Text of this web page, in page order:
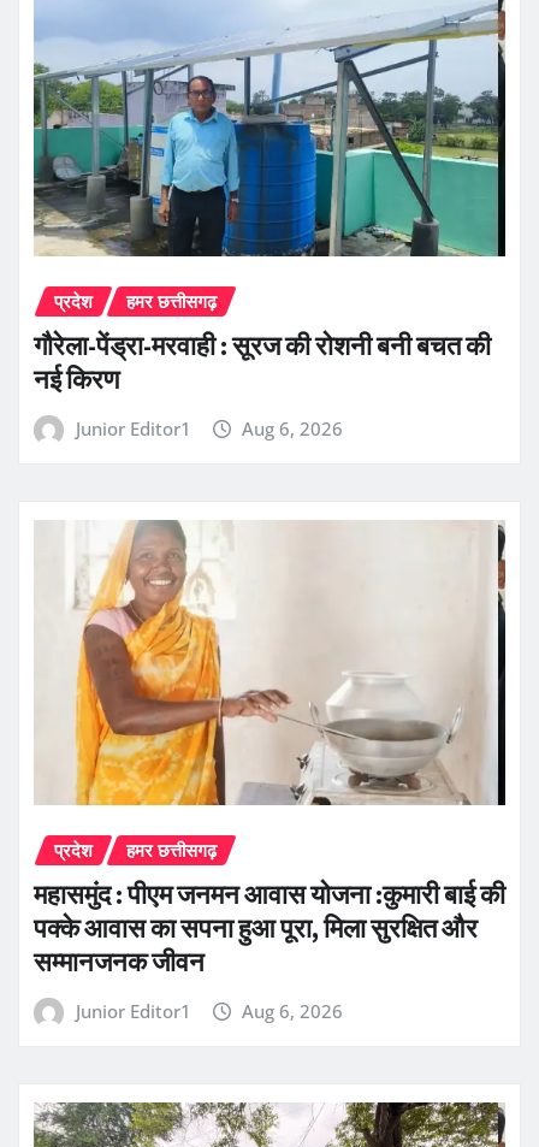
प्रदेश हमर छत्तीसगढ़
गौरेला-पेंड्रा-मरवाही : सूरज की रोशनी बनी बचत की
नई किरण
Junior Editor1 Aug 6, 2026
प्रदेश हमर छत्तीसगढ़
महासमुंद : पीएम जनमन आवास योजना :कुमारी बाई की
पक्के आवास का सपना हुआ पूरा, मिला सुरक्षित और
सम्मानजनक जीवन
Junior Editor1 Aug 6, 2026